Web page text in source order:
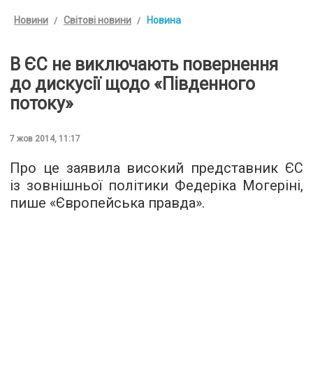
Новини Світові новини Новина
В ЄС не виключають повернення
до дискусії щодо «Південного
потоку»
7 жов 2014, 11:17
Про це заявила високий представник ЄС
із зовнішньої політики Федеріка Могеріні,
пише «Європейська правда».